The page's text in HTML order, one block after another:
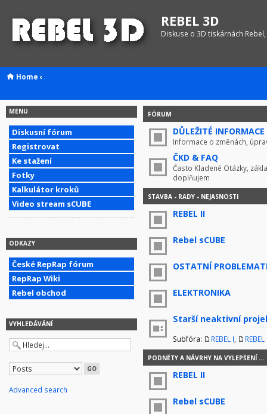
REBEL 3D
Diskuse o 3D tiskárnách
Home ‹
MENU
Diskusní fórum
Registrovat
Ke stažení
Fotky
Kalkulátor kroků
Video stream sCUBE
ODKAZY
České RepRap fórum
RepRap Wiki
Rebel obchod
VYHLEDÁVÁNÍ
Advanced search
FÓRUM
DŮLEŽITÉ INFORMACE
Informace o změnách,
ČKD & FAQ
Často Kladené Otázky,
doplňujem
STAVBA - RADY - NEJASNOSTI
REBEL II
Rebel sCUBE
OSTATNÍ
ELEKTRONIKA
Starší neaktivní
Subfóra: REBEL I REBEL
PODNĚTY A NÁVRHY NA VYLEPŠENÍ ...
REBEL II
Rebel sCUBE